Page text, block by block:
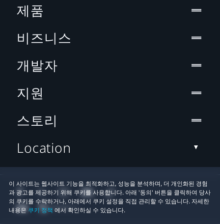
이 사이트는 웹사이트 기능을 최적화하고, 성능을 분석하며, 더 개인화된 경험
과 광고를 제공하기 위해 쿠키를 사용합니다. 아래 '동의' 버튼을 클릭하여 당사
의 쿠키를 수락하거나, 아래에서 쿠키 설정을 직접 관리할 수 있습니다. 자세한
내용은 쿠키 정책 에서 확인하실 수 있습니다.
제품
비즈니스
개발자
지원
스토리
Location